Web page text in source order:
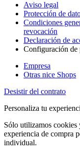
Aviso legal
Protección de
Condiciones
revocación
Declaración de
Configuración de
Empresa
Otras nice Shops
Desistir del contrato
Personaliza tu
Sólo utilizamos cookies
experiencia de compra
individual.